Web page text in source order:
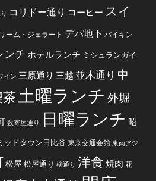
コリドー通り コーヒー スイ
ーム・ジェラート デパ地下 バイキン
ンチ ホテルランチ ミシュランガイ
イン 三原通り 三越 並木通り 中
土曜ランチ 外堀
数寄屋通り 日曜ランチ 昭
ッドタウン日比谷 東京交通会館 東南アジ
松屋 松屋通り 柳通り 洋食 焼肉 花